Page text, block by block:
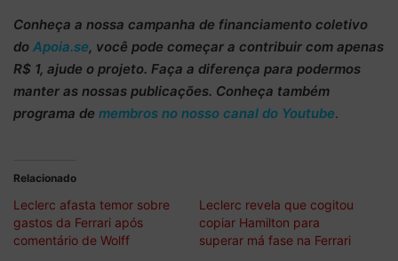
Conheça a nossa campanha de financiamento coletivo
do Apoia.se, você pode começar a contribuir com apenas
R$ 1, ajude o projeto. Faça a diferença para podermos
manter as nossas publicações. Conheça também
programa de membros no nosso canal do Youtube.
Relacionado
Leclerc afasta temor sobre
gastos da Ferrari após
comentário de Wolff
Leclerc revela que cogitou
copiar Hamilton para
superar má fase na Ferrari